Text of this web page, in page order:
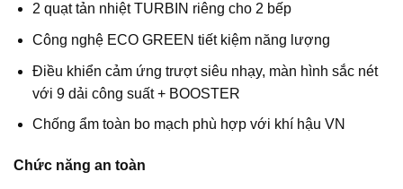
2 quạt tản nhiệt TURBIN riêng cho 2 bếp
Công nghệ ECO GREEN tiết kiệm năng lượng
Điều khiển cảm ứng trượt siêu nhạy, màn hình sắc nét
với 9 dải công suất + BOOSTER
Chống ẩm toàn bo mạch phù hợp với khí hậu VN
Chức năng an toàn